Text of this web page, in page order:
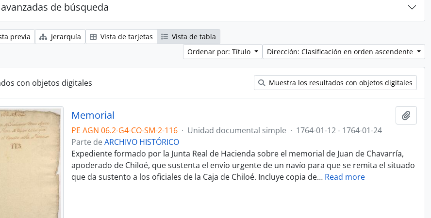
de búsqueda
previa Jerarquía Vista de tarjetas
Vista de tabla
Ordenar por: Título
Dirección: Clasificación en orden ascendente
con objetos digitales Muestra los resultados con objetos digitales
Memorial
PE AGN 06.2-G4-CO-SM-2-116 · Unidad documental simple · 1764-01-12 - 1764-01-24
Parte de ARCHIVO HISTÓRICO
Expediente formado por la Junta Real de Hacienda sobre el memorial de Juan de Chavarría,
apoderado de Chiloé, que sustenta el envío urgente de un navío para que se remita el situado
que da sustento a los oficiales de la Caja de Chiloé. Incluye copia de… Read more